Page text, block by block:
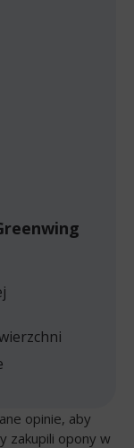
opinie, aby
zakupili opony w